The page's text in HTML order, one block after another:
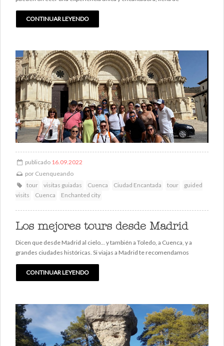
CONTINUAR LEYENDO
publicado 16.09.2022
por Cuenqueando
tour
visitas guiadas Cuenca Ciudad Encantada tour
guided
visits
Cuenca Enchanted city
Los mejores tours desde Madrid
Dicen que desde Madrid al cielo... y también a Toledo, a Cuenca, y a
grandes ciudades históricas. Si viajas a Madrid te recomendamos
CONTINUAR LEYENDO